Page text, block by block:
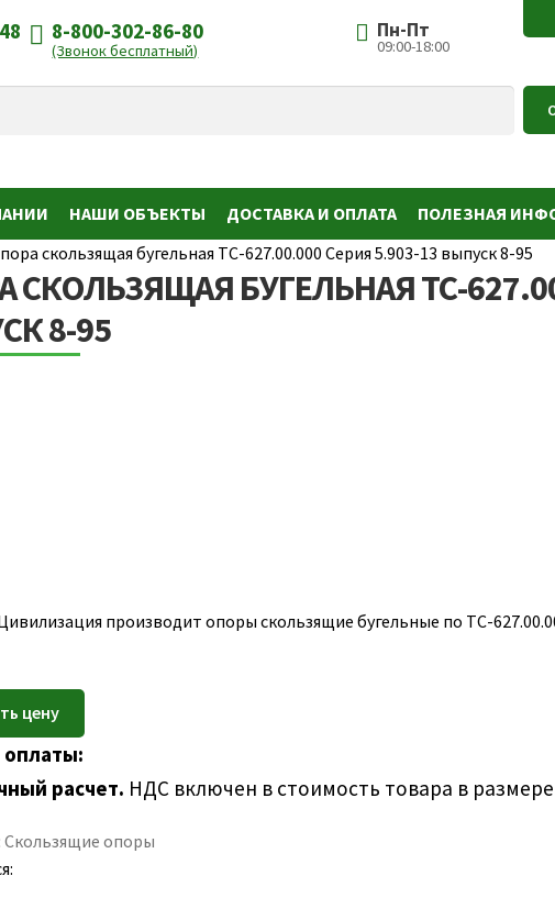
8-800-302-86-80
(Звонок бесплатный)
Пн-Пт
09:00-18:00
НАШИ ОБЪЕКТЫ ДОСТАВКА И ОПЛАТА ПОЛЕЗНАЯ
скользящая бугельная ТС-627.00.000 Серия 5.903-13 выпуск 8-95
СКОЛЬЗЯЩАЯ БУГЕЛЬНАЯ ТС-
8-95
производит опоры скользящие бугельные по ТС-
расчет. НДС включен в стоимость товара в
Скользящие опоры